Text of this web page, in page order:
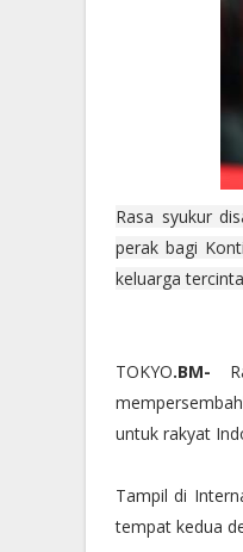
Rasa syukur
perak bagi
keluarga
TOKYO.BM-
untuk rakyat
Tampil di
tempat kedua